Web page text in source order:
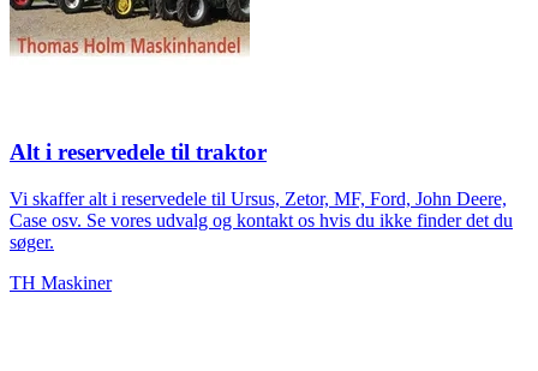
Alt i reservedele til traktor
Vi skaffer alt i reservedele til Ursus, Zetor, MF, Ford, John Deere,
Case osv. Se vores udvalg og kontakt os hvis du ikke finder det du
søger.
TH Maskiner